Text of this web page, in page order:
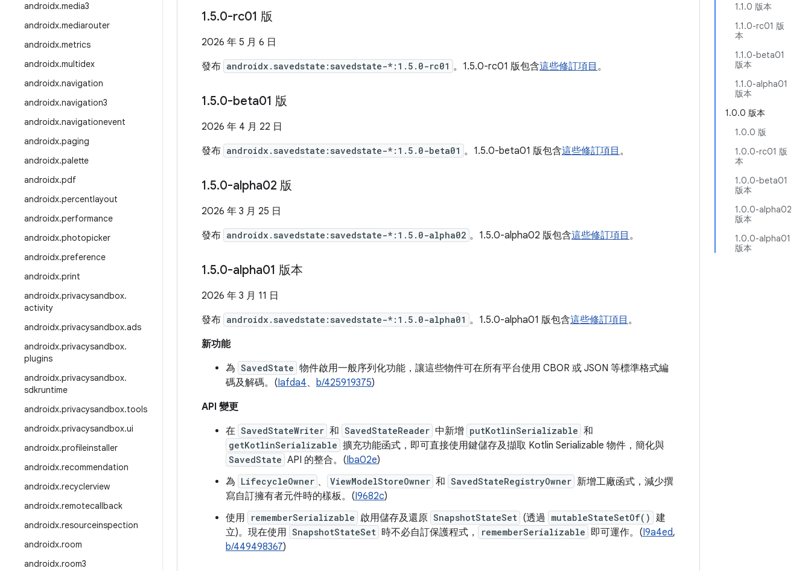
androidx.media3
androidx.mediarouter
androidx.metrics
androidx.multidex
androidx.navigation
androidx.navigation3
androidx.navigationevent
androidx.paging
androidx.palette
androidx.pdf
androidx.percentlayout
androidx.performance
androidx.photopicker
androidx.preference
androidx.print
androidx.privacysandbox.
activity
androidx.privacysandbox.ads
androidx.privacysandbox.
plugins
androidx.privacysandbox.
sdkruntime
androidx.privacysandbox.tools
androidx.privacysandbox.ui
androidx.profileinstaller
androidx.recommendation
androidx.recyclerview
androidx.remotecallback
androidx.resourceinspection
androidx.room
androidx.room3
1.1.0 版本
1.1.0-rc01 版
本
1.1.0-beta01
版本
1.1.0-alpha01
版本
1.0.0 版本
1.0.0 版
1.0.0-rc01 版
本
1.0.0-beta01
版本
1.0.0-alpha02
版本
1.0.0-alpha01
版本
1.5.0-rc01 版
2026 年 5 月 6 日
發布 androidx.savedstate:savedstate-*:1.5.0-rc01 。1.5.0-rc01 版包含這些修訂項目 。
1.5.0-beta01 版
2026 年 4 月 22 日
發布 androidx.savedstate:savedstate-*:1.5.0-beta01 。1.5.0-beta01 版包含這些修訂項目 。
1.5.0-alpha02 版
2026 年 3 月 25 日
發布 androidx.savedstate:savedstate-*:1.5.0-alpha02 。1.5.0-alpha02 版包含這些修訂項目 。
1.5.0-alpha01 版本
2026 年 3 月 11 日
發布 androidx.savedstate:savedstate-*:1.5.0-alpha01 。1.5.0-alpha01 版包含這些修訂項目 。
新功能
為 SavedState 物件啟用一般序列化功能，讓這些物件可在所有平台使用 CBOR 或 JSON 等標準格式編
碼及解碼。(Iafda4、 b/425919375)
API 變更
在 SavedStateWriter 和 SavedStateReader 中新增 putKotlinSerializable 和
getKotlinSerializable 擴充功能函式，即可直接使用鍵儲存及擷取 Kotlin Serializable 物件，簡化與
SavedState API 的整合。(Iba02e)
為 LifecycleOwner 、 ViewModelStoreOwner 和 SavedStateRegistryOwner 新增工廠函式，減少撰
寫自訂擁有者元件時的樣板。(I9682c)
使用
rememberSerializable 啟用儲存及還原 SnapshotStateSet (透過 mutableStateSetOf() 建
立)。現在使用 SnapshotStateSet 時不必自訂保護程式， rememberSerializable 即可運作。(I9a4ed,
b/449498367)